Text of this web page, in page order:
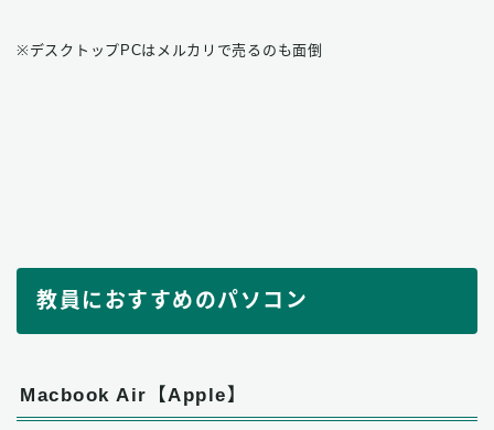
※デスクトップPCはメルカリで売るのも面倒
教員におすすめのパソコン
Macbook Air【Apple】